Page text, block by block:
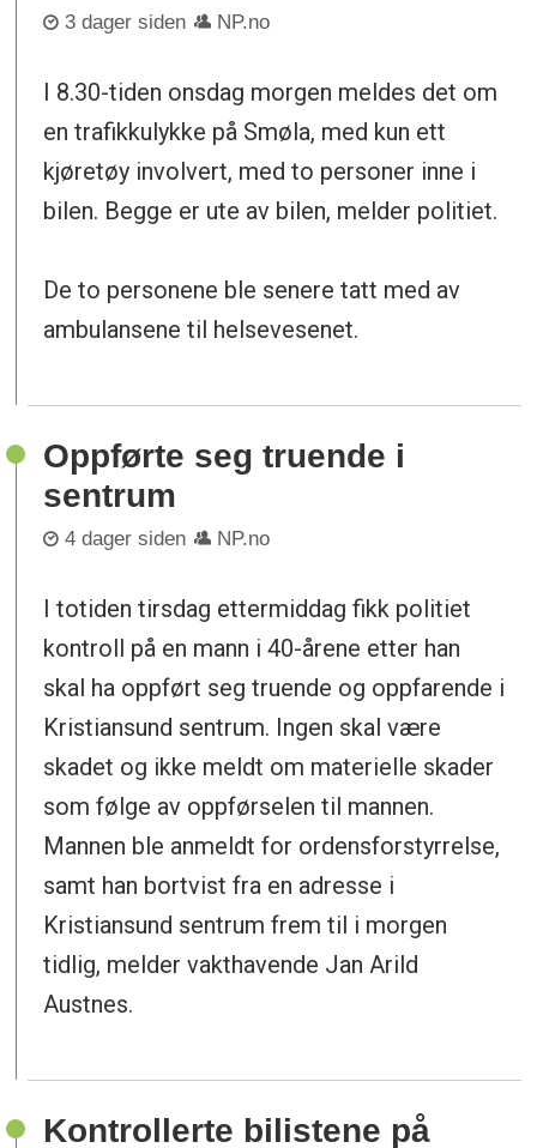
3 dager siden NP.no
I 8.30-tiden onsdag morgen meldes det om
en trafikkulykke på Smøla, med kun ett
kjøretøy involvert, med to personer inne i
bilen. Begge er ute av bilen, melder politiet.
De to personene ble senere tatt med av
ambulansene til helsevesenet.
Oppførte seg truende i
sentrum
4 dager siden NP.no
I totiden tirsdag ettermiddag fikk politiet
kontroll på en mann i 40-årene etter han
skal ha oppført seg truende og oppfarende i
Kristiansund sentrum. Ingen skal være
skadet og ikke meldt om materielle skader
som følge av oppførselen til mannen.
Mannen ble anmeldt for ordensforstyrrelse,
samt han bortvist fra en adresse i
Kristiansund sentrum frem til i morgen
tidlig, melder vakthavende Jan Arild
Austnes.
Kontrollerte bilistene på